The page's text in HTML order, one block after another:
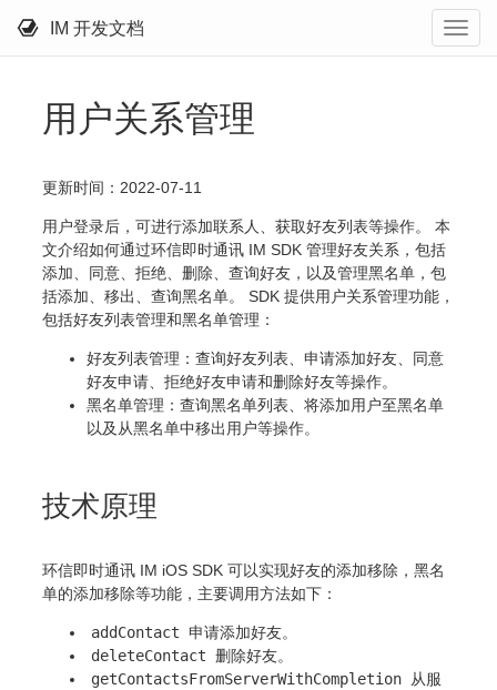
IM 开发文档
用户关系管理
更新时间：2022-07-11
用户登录后，可进行添加联系人、获取好友列表等操作。 本
文介绍如何通过环信即时通讯 IM SDK 管理好友关系，包括
添加、同意、拒绝、删除、查询好友，以及管理黑名单，包
括添加、移出、查询黑名单。 SDK 提供用户关系管理功能，
包括好友列表管理和黑名单管理：
好友列表管理：查询好友列表、申请添加好友、同意
好友申请、拒绝好友申请和删除好友等操作。
黑名单管理：查询黑名单列表、将添加用户至黑名单
以及从黑名单中移出用户等操作。
技术原理
环信即时通讯 IM iOS SDK 可以实现好友的添加移除，黑名
单的添加移除等功能，主要调用方法如下：
addContact 申请添加好友。
deleteContact 删除好友。
getContactsFromServerWithCompletion 从服